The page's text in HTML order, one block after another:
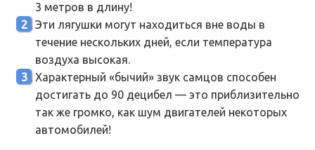
3 метров в длину!
Эти лягушки могут находиться вне воды в
течение нескольких дней, если температура
воздуха высокая.
Характерный «бычий» звук самцов способен
достигать до 90 децибел — это приблизительно
так же громко, как шум двигателей некоторых
автомобилей!